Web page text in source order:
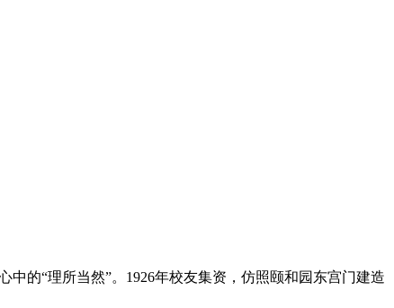
的“理所当然”。1926年校友集资，仿照颐和园东宫门建造